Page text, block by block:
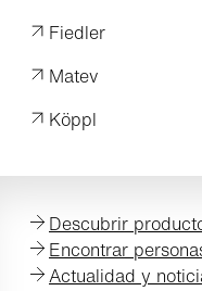
Fiedler
Matev
Köppl
Descubrir
Encontrar
Actualidad y